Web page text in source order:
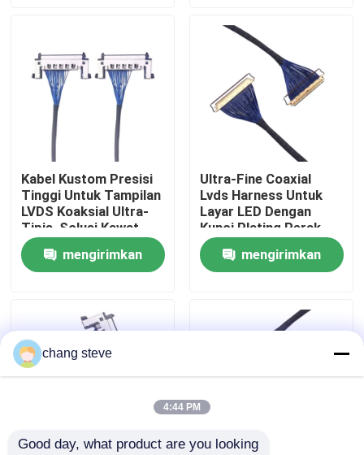
Tentang kita
Wisata pabrik
Kontrol kualitas
Hubungi kami
Harness Kawat
Kabel LVDS
Kabel Kustom Presisi
Tinggi Untuk Tampilan
LVDS Koaksial Ultra-
Tipis, Solusi Kawat
Berlapis Perak Layar
LED
mengirimkan
Ultra-Fine Coaxial
Lvds Harness Untuk
Layar LED Dengan
Kunci Plating Perak,
Pembuat Harness
Kawat Terpercaya
mengirimkan
chang steve
4:44 PM
Good day, what product are you looking